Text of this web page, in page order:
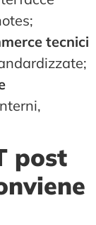
tecnici
post